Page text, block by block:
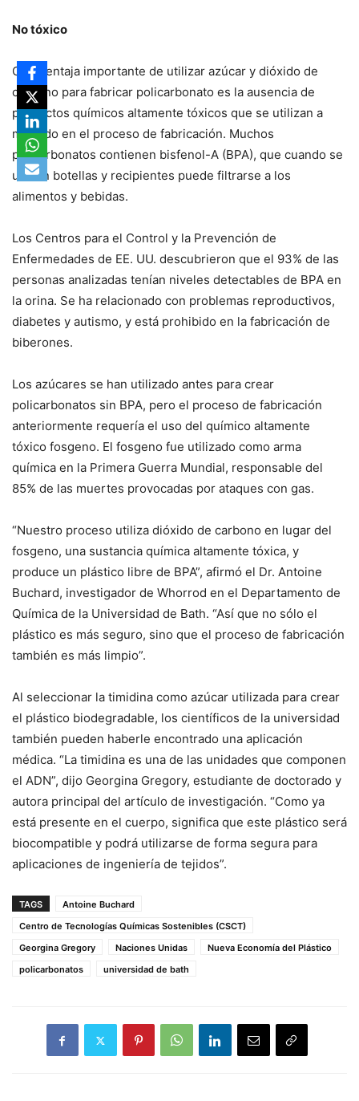
No tóxico
Otra ventaja importante de utilizar azúcar y dióxido de
carbono para fabricar policarbonato es la ausencia de
productos químicos altamente tóxicos que se utilizan a
menudo en el proceso de fabricación. Muchos
policarbonatos contienen bisfenol-A (BPA), que cuando se
usa en botellas y recipientes puede filtrarse a los
alimentos y bebidas.
Los Centros para el Control y la Prevención de
Enfermedades de EE. UU. descubrieron que el 93% de las
personas analizadas tenían niveles detectables de BPA en
la orina. Se ha relacionado con problemas reproductivos,
diabetes y autismo, y está prohibido en la fabricación de
biberones.
Los azúcares se han utilizado antes para crear
policarbonatos sin BPA, pero el proceso de fabricación
anteriormente requería el uso del químico altamente
tóxico fosgeno. El fosgeno fue utilizado como arma
química en la Primera Guerra Mundial, responsable del
85% de las muertes provocadas por ataques con gas.
“Nuestro proceso utiliza dióxido de carbono en lugar del
fosgeno, una sustancia química altamente tóxica, y
produce un plástico libre de BPA”, afirmó el Dr. Antoine
Buchard, investigador de Whorrod en el Departamento de
Química de la Universidad de Bath. “Así que no sólo el
plástico es más seguro, sino que el proceso de fabricación
también es más limpio”.
Al seleccionar la timidina como azúcar utilizada para crear
el plástico biodegradable, los científicos de la universidad
también pueden haberle encontrado una aplicación
médica. “La timidina es una de las unidades que componen
el ADN”, dijo Georgina Gregory, estudiante de doctorado y
autora principal del artículo de investigación. “Como ya
está presente en el cuerpo, significa que este plástico será
biocompatible y podrá utilizarse de forma segura para
aplicaciones de ingeniería de tejidos”.
TAGS
Antoine Buchard
Centro de Tecnologías Químicas Sostenibles (CSCT)
Georgina Gregory
Naciones Unidas
Nueva Economía del Plástico
policarbonatos
universidad de bath